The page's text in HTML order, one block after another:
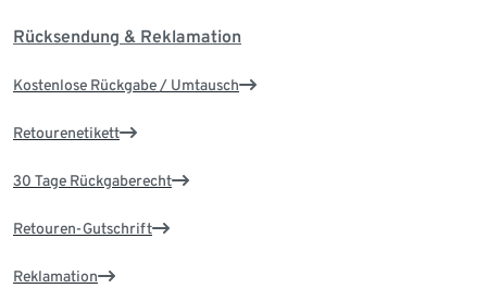
Rücksendung & Reklamation
Kostenlose Rückgabe / Umtausch
Retourenetikett
30 Tage Rückgaberecht
Retouren-Gutschrift
Reklamation